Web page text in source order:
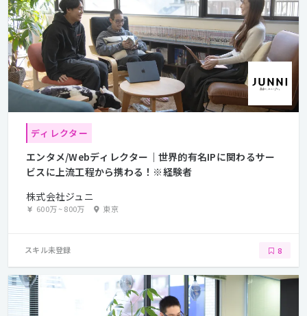
ディレクター
エンタメ/Webディレクター｜世界的有名IPに関わるサー
ビスに上流工程から携わる！※経験者
株式会社ジュニ
600万~800万 東京
スキル未登録 8